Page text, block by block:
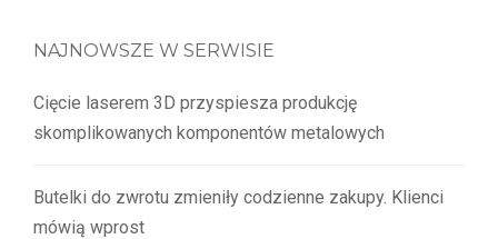
NAJNOWSZE W SERWISIE
Cięcie laserem 3D przyspiesza produkcję
skomplikowanych komponentów metalowych
Butelki do zwrotu zmieniły codzienne zakupy. Klienci
mówią wprost